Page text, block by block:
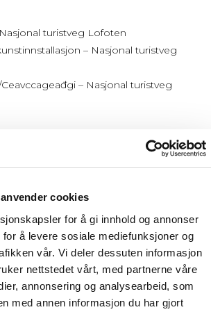
cookies
for å gi innhold og annonser
å levere sosiale mediefunksjoner og
vår. Vi deler dessuten informasjon
nettstedet vårt, med partnerne våre
annonsering og analysearbeid, som
med annen informasjon du har gjort
turistveg Lofoten
– Nasjonal turistveg
– Nasjonal turistveg
2021 Last ned